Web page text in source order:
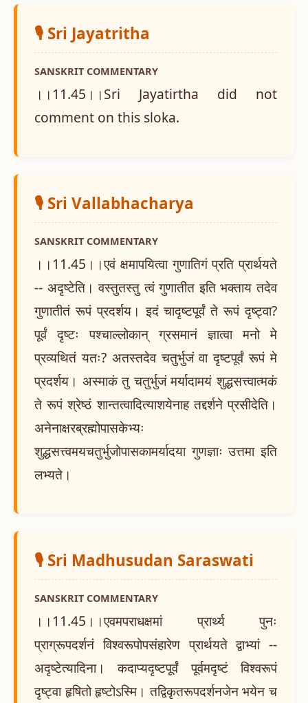
🎙️ Sri Jayatritha
SANSKRIT COMMENTARY
।।11.45।।Sri Jayatirtha did not
comment on this sloka.
🎙️ Sri Vallabhacharya
SANSKRIT COMMENTARY
।।11.45।।एवं क्षमापयित्वा गुणातिगं प्रति प्रार्थयते
-- अदृष्टेति। वस्तुतस्तु त्वं गुणातीत इति भक्ताय तदेव
गुणातीतं रूपं प्रदर्शय। इदं चादृष्टपूर्वं ते रूपं दृष्ट्वा?
पूर्वं दृष्टः पश्चाल्लोकान् ग्रसमानं ज्ञात्वा मनो मे
प्रव्यथितं यतः? अतस्तदेव चतुर्भुजं वा दृष्टपूर्वं रूपं मे
प्रदर्शय। अस्माकं तु चतुर्भुजं मर्यादामयं शुद्धसत्त्वात्मकं
ते रूपं श्रेष्ठं शान्तत्वादित्याशयेनाह तद्दर्शने प्रसीदेति।
अनेनाक्षरब्रह्मोपासकेभ्यः
शुद्धसत्त्वमयचतुर्भुजोपासकामर्यादया गुणज्ञाः उत्तमा इति
लभ्यते।
🎙️ Sri Madhusudan Saraswati
SANSKRIT COMMENTARY
।।11.45।।एवमपराधक्षमां प्रार्थ्य पुनः
प्राग्रूपदर्शनं विश्वरूपोपसंहारेण प्रार्थयते द्वाभ्यां --
अदृष्टेत्यादिना। कदाप्यदृष्टपूर्वं पूर्वमदृष्टं विश्वरूपं
दृष्ट्वा हृषितो हृष्टोऽस्मि। तद्विकृतरूपदर्शनजेन भयेन च